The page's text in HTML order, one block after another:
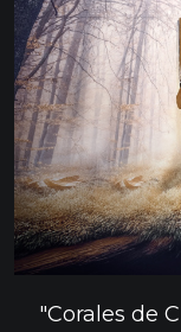
"Corales de